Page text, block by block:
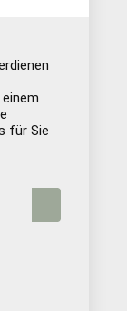
für Sie